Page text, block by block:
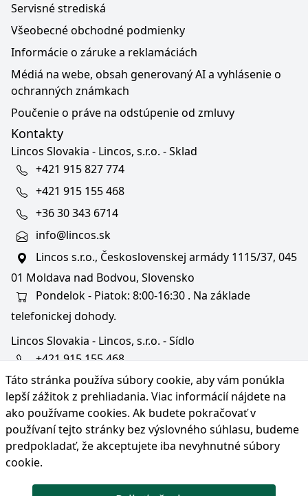
Táto stránka používa súbory cookie, aby vám ponúkla
lepší zážitok z prehliadania. Viac informácií nájdete na
ako používame cookies. Ak budete pokračovať v
používaní tejto stránky bez výslovného súhlasu, budeme
predpokladať, že akceptujete iba nevyhnutné súbory
cookie.
Servisné strediská
Všeobecné obchodné podmienky
Informácie o záruke a reklamáciách
Médiá na webe, obsah generovaný AI a vyhlásenie o
ochranných známkach
Poučenie o práve na odstúpenie od zmluvy
Kontakty
Lincos Slovakia - Lincos, s.r.o. - Sklad
+421 915 827 774
+421 915 155 468
+36 30 343 6714
info@lincos.sk
Lincos s.r.o., Československej armády 1115/37, 045
01 Moldava nad Bodvou, Slovensko
Pondelok - Piatok: 8:00-16:30 . Na základe
telefonickej dohody.
Lincos Slovakia - Lincos, s.r.o. - Sídlo
+421 915 155 468
+36/30 343 6714
bratislava@lincos.sk
Lincos s.r.o., Rustaveliho 4, 831 06 Bratislava - m. č.
Rača, Slovensko
Iba sídlo firmy